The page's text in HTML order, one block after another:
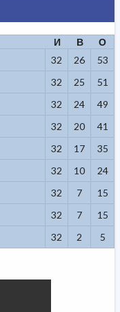
И В
О
32 26
53
32 25
51
32 24
49
32 20
41
32 17
35
32 10
24
32 7
15
32 7
15
32 2
5